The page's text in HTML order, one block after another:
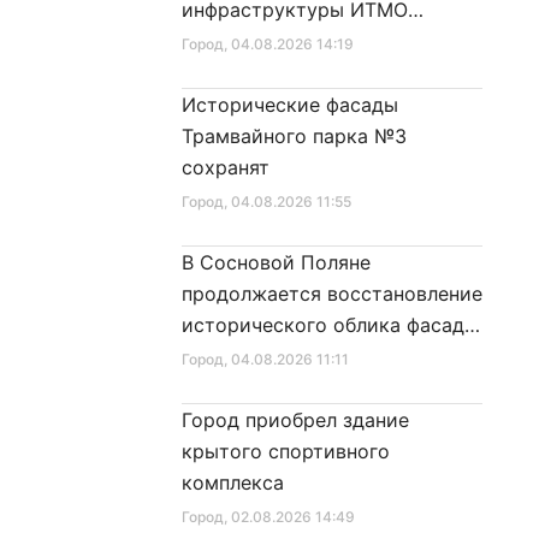
Санкт‑Петербурга»
Город, 04.08.2026 14:19
инфраструктуры ИТМО
Хайпарк
Город, 04.08.2026 11:55
Исторические фасады
Трамвайного парка №3
сохранят
Город, 04.08.2026 11:11
В Сосновой Поляне
продолжается восстановление
исторического облика фасада
дома № 21
Город, 02.08.2026 14:49
Город приобрел здание
крытого спортивного
комплекса